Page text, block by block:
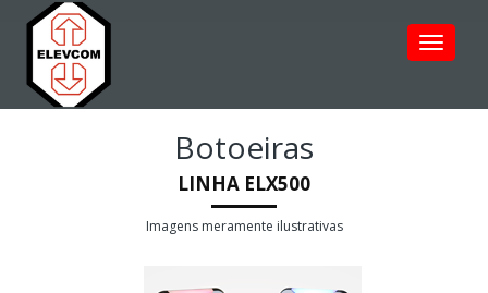
Toggle
Botoeiras
LINHA ELX500
Imagens meramente ilustrativas